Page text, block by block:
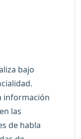
bajo
información
las
de habla